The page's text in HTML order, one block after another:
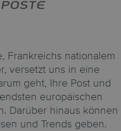
Frankreichs nationalem
versetzt uns in eine
geht, Ihre Post und
europäischen
Darüber hinaus können
und Trends geben.